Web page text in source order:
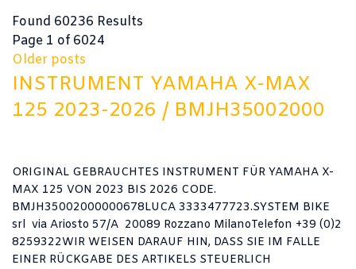
Found 60236 Results
Page 1 of 6024
Older posts
INSTRUMENT YAMAHA X-MAX
125 2023-2026 / BMJH35002000
ORIGINAL GEBRAUCHTES INSTRUMENT FÜR YAMAHA X-
MAX 125 VON 2023 BIS 2026 CODE.
BMJH35002000000678LUCA 3333477723.SYSTEM BIKE
srl via Ariosto 57/A 20089 Rozzano MilanoTelefon +39 (0)2
8259322WIR WEISEN DARAUF HIN, DASS SIE IM FALLE
EINER RÜCKGABE DES ARTIKELS STEUERLICH